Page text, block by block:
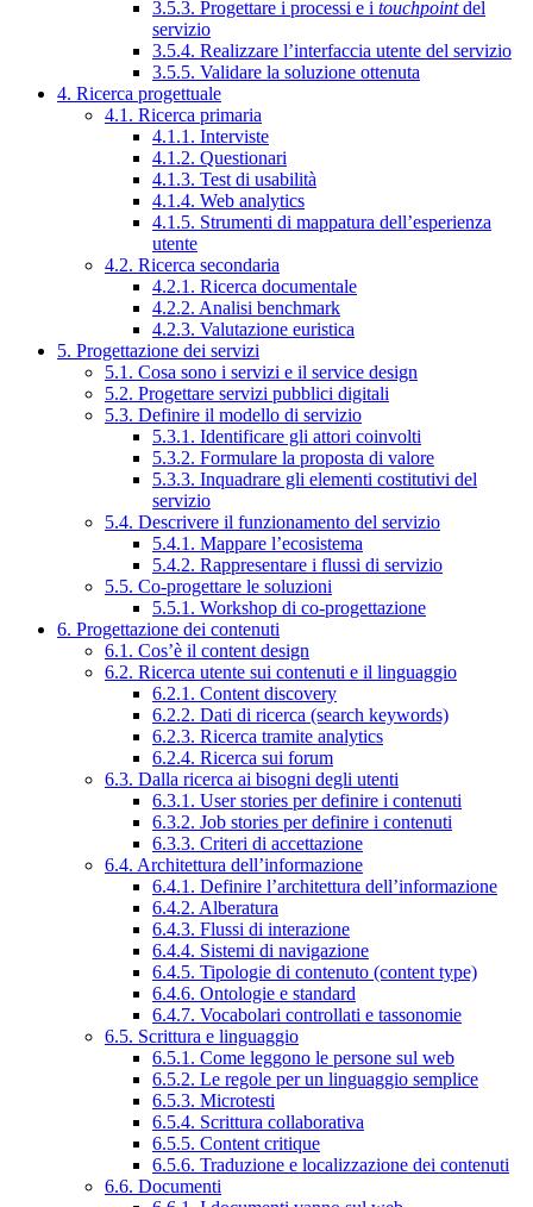
3.5.3. Progettare i processi e i touchpointdel
servizio
3.5.4. Realizzare l’interfaccia utente del servizio
3.5.5. Validare la soluzione ottenuta
4. Ricerca progettuale
4.1. Ricerca primaria
4.1.1. Interviste
4.1.2. Questionari
4.1.3. Test di usabilità
4.1.4. Web analytics
4.1.5. Strumenti di mappatura dell’esperienza
utente
4.2. Ricerca secondaria
4.2.1. Ricerca documentale
4.2.2. Analisi benchmark
4.2.3. Valutazione euristica
5. Progettazione dei servizi
5.1. Cosa sono i servizi e il service design
5.2. Progettare servizi pubblici digitali
5.3. Definire il modello di servizio
5.3.1. Identificare gli attori coinvolti
5.3.2. Formulare la proposta di valore
5.3.3. Inquadrare gli elementi costitutivi del
servizio
5.4. Descrivere il funzionamento del servizio
5.4.1. Mappare l’ecosistema
5.4.2. Rappresentare i flussi di servizio
5.5. Co-progettare le soluzioni
5.5.1. Workshop di co-progettazione
6. Progettazione dei contenuti
6.1. Cos’è il content design
6.2. Ricerca utente sui contenuti e il linguaggio
6.2.1. Content discovery
6.2.2. Dati di ricerca (search keywords)
6.2.3. Ricerca tramite analytics
6.2.4. Ricerca sui forum
6.3. Dalla ricerca ai bisogni degli utenti
6.3.1. User stories per definire i contenuti
6.3.2. Job stories per definire i contenuti
6.3.3. Criteri di accettazione
6.4. Architettura dell’informazione
6.4.1. Definire l’architettura dell’informazione
6.4.2. Alberatura
6.4.3. Flussi di interazione
6.4.4. Sistemi di navigazione
6.4.5. Tipologie di contenuto (content type)
6.4.6. Ontologie e standard
6.4.7. Vocabolari controllati e tassonomie
6.5. Scrittura e linguaggio
6.5.1. Come leggono le persone sul web
6.5.2. Le regole per un linguaggio semplice
6.5.3. Microtesti
6.5.4. Scrittura collaborativa
6.5.5. Content critique
6.5.6. Traduzione e localizzazione dei contenuti
6.6. Documenti